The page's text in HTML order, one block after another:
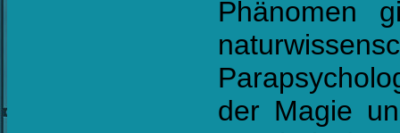
Phänomen
der Magie